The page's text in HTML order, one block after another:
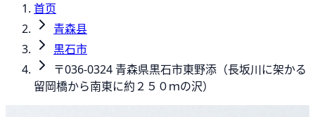
首页
青森县
黒石市
〒036-0324 青森県黒石市東野添（長坂川に架かる
留岡橋から南東に約２５０ｍの沢）